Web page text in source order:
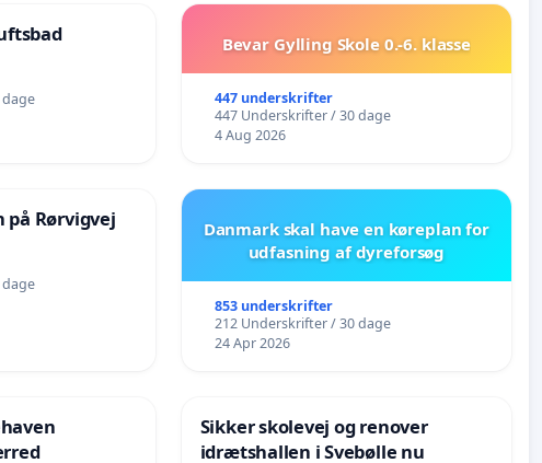
Bevar Gylling Skole 0.-6. klasse
447 underskrifter
447 Underskrifter / 30 dage
4 Aug 2026
Rørvigvej
Danmark skal have en køreplan for
udfasning af dyreforsøg
853 underskrifter
212 Underskrifter / 30 dage
24 Apr 2026
Sikker skolevej og renover
idrætshallen i Svebølle nu